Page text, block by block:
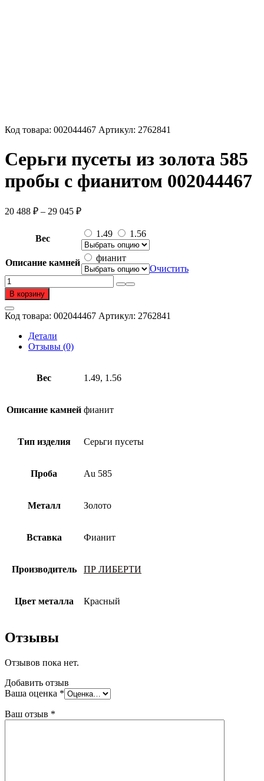
Код товара: 002044467 Артикул: 2762841
Серьги пусеты из золота 585
пробы с фианитом 002044467
20 488 ₽ – 29 045 ₽Диапазон
20
488 ₽
–
29
045 ₽
Вес 1.49 1.56
Описание камней
фианит
Очистить
Количество
товара
Серьги
пусеты
из
золота
пробы
фианитом
В корзину
Код товара: 002044467 Артикул: 2762841
Детали
Отзывы (0)
Вес 1.49, 1.56
Описание камней фианит
Тип изделия Серьги пусеты
Проба Au 585
Металл Золото
Вставка Фианит
Производитель ПР ЛИБЕРТИ
Цвет металла Красный
Отзывы
Отзывов пока нет.
Добавить отзыв
Ваша оценка *
Ваш отзыв *